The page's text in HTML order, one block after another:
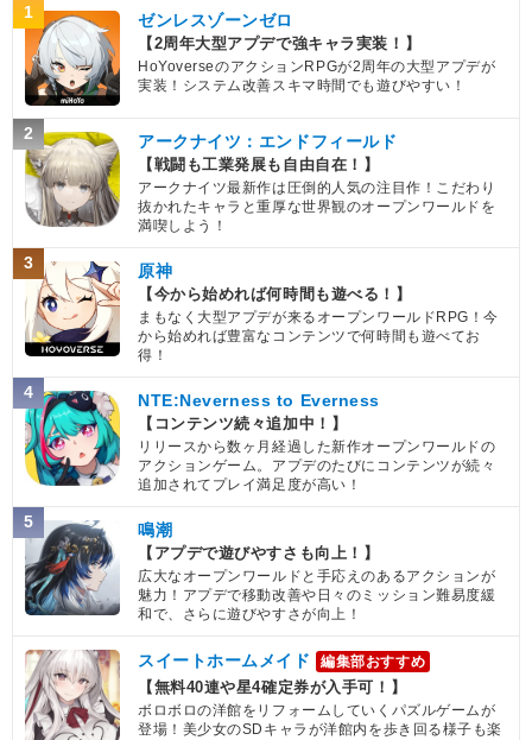
1 ゼンレスゾーンゼロ
【2周年大型アプデで強キャラ実装！】
HoYoverseのアクションRPGが2周年の大型アプデが
実装！システム改善スキマ時間でも遊びやすい！
2 アークナイツ：エンドフィールド
【戦闘も工業発展も自由自在！】
アークナイツ最新作は圧倒的人気の注目作！こだわり
抜かれたキャラと重厚な世界観のオープンワールドを
満喫しよう！
3 原神
【今から始めれば何時間も遊べる！】
まもなく大型アプデが来るオープンワールドRPG！今
から始めれば豊富なコンテンツで何時間も遊べてお
得！
4 NTE:Neverness to Everness
【コンテンツ続々追加中！】
リリースから数ヶ月経過した新作オープンワールドの
アクションゲーム。アプデのたびにコンテンツが続々
追加されてプレイ満足度が高い！
5 鳴潮
【アプデで遊びやすさも向上！】
広大なオープンワールドと手応えのあるアクションが
魅力！アプデで移動改善や日々のミッション難易度緩
和で、さらに遊びやすさが向上！
スイートホームメイド 編集部おすすめ
【無料40連や星4確定券が入手可！】
ボロボロの洋館をリフォームしていくパズルゲームが
登場！美少女のSDキャラが洋館内を歩き回る様子も楽